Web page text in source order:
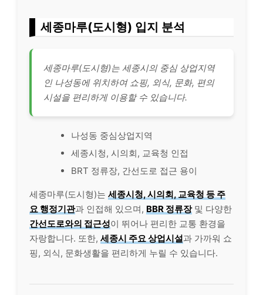
세종마루(도시형) 입지 분석
세종마루(도시형)는 세종시의 중심 상업지역
인 나성동에 위치하여 쇼핑, 외식, 문화, 편의
시설을 편리하게 이용할 수 있습니다.
나성동 중심상업지역
세종시청, 시의회, 교육청 인접
BRT 정류장, 간선도로 접근 용이
세종마루(도시형)는 세종시청, 시의회, 교육청 등 주
요 행정기관과 인접해 있으며, BBR 정류장및 다양한
간선도로와의 접근성이 뛰어나 편리한 교통 환경을
자랑합니다. 또한, 세종시 주요 상업시설과 가까워 쇼
핑, 외식, 문화생활을 편리하게 누릴 수 있습니다.